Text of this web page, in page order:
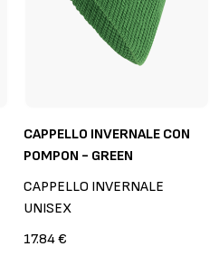
CAPPELLO INVERNALE CON
POMPON - GREEN
CAPPELLO INVERNALE
UNISEX
17.84 €